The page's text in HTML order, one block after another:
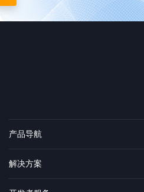
产品导航
解决方案